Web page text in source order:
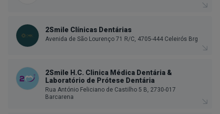
2Smile Clínicas Dentárias
Avenida de São Lourenço 71 R/C, 4705-444 Celeirós Brg
2Smile H.C. Clinica Médica Dentária &
Laboratório de Prótese Dentária
Rua António Feliciano de Castilho 5 B, 2730-017
Barcarena